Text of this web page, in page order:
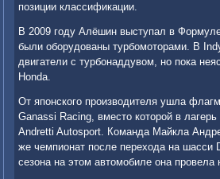
позиции классификации.
В 2009 году Алёшин выступал в
были оборудованы турбомоторами. В
двигатели с турбонаддувом, но пока
Honda.
От японского производителя ушла
Ganassi Racing, вместо которой в
Andretti Autosport. Команда Майкла
же чемпионат после перехода на шасси
сезона на этом автомобиле она провела